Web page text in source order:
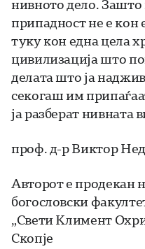
нивното дело. Зашто
припадност не е кон
туку кон една цела
цивилизација што
делата што ја
секогаш им
ја разберат нивната
проф. д-р Виктор
Авторот е продекан
богословски
„Свети Климент
Скопје